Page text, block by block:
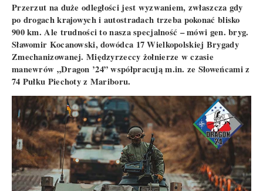
Przerzut na duże odległości jest wyzwaniem, zwłaszcza gdy
po drogach krajowych i autostradach trzeba pokonać blisko
900 km. Ale trudności to nasza specjalność – mówi gen. bryg.
Sławomir Kocanowski, dowódca 17 Wielkopolskiej Brygady
Zmechanizowanej. Międzyrzeccy żołnierze w czasie
manewrów „Dragon ’24” współpracują m.in. ze Słoweńcami z
74 Pułku Piechoty z Mariboru.